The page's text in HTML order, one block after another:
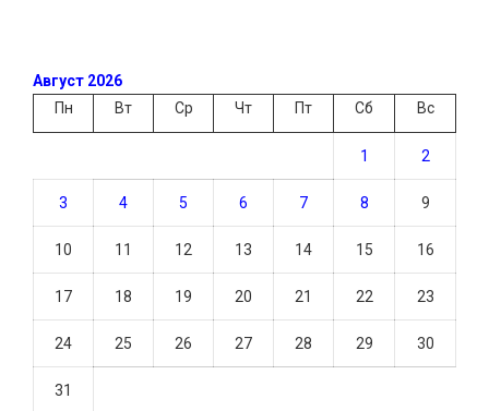
Август 2026
Пн
Вт Ср Чт Пт Сб Вс
1 2
3 4 5 6 7 8 9
10 11 12 13 14 15 16
17 18 19 20 21 22 23
24 25 26 27 28 29 30
31